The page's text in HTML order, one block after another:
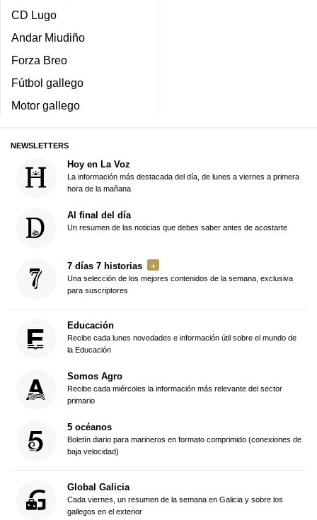
CD Lugo
Andar Miudiño
Forza Breo
Fútbol gallego
Motor gallego
NEWSLETTERS
Hoy en La Voz
La información más destacada del día, de lunes a viernes a primera
hora de la mañana
Al final del día
Un resumen de las noticias que debes saber antes de acostarte
7 días 7 historias
Una selección de los mejores contenidos de la semana, exclusiva
para suscriptores
Educación
Recibe cada lunes novedades e información útil sobre el mundo de
la Educación
Somos Agro
Recibe cada miércoles la información más relevante del sector
primario
5 océanos
Boletín diario para marineros en formato comprimido (conexiones de
baja velocidad)
Global Galicia
Cada viernes, un resumen de la semana en Galicia y sobre los
gallegos en el exterior